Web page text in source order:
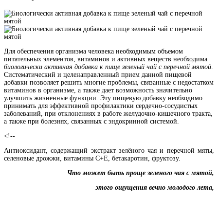
Для обеспечения организма человека необходимым объемом
питательных элементов, витаминов и активных веществ необходима
биологически активная добавка к пище зеленый чай с перечной мятой
Систематический и целенаправленный прием данной пищевой
добавки позволяет решить многие проблемы, связанные с недостатком
витаминов в организме, а также дает возможность значительно
улучшить жизненные функции. Эту пищевую добавку необходимо
принимать для эффективной профилактики сердечно-сосудистых
заболеваний, при отклонениях в работе желудочно-кишечного тракта,
а также при болезнях, связанных с эндокринной системой.
<!--
Антиоксидант, содержащий экстракт зелёного чая и перечной мяты,
селеновые дрожжи, витамины С+Е, бетакаротин, фруктозу.
Что может быть проще зеленого чая с мятой,
этого ощущения вечно молодого лета,